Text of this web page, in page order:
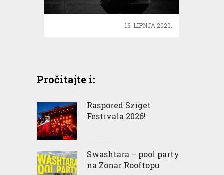
16. LIPNJA 2020.
Pročitajte i:
Raspored Sziget
Festivala 2026!
Swashtara – pool party
na Zonar Rooftopu